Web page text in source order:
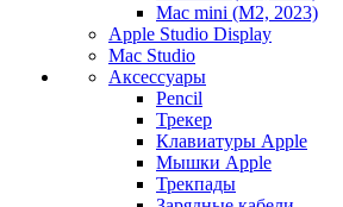
Mac mini (M2, 2023)
Apple Studio Display
Mac Studio
Аксессуары
Pencil
Трекер
Клавиатуры Apple
Мышки Apple
Трекпады